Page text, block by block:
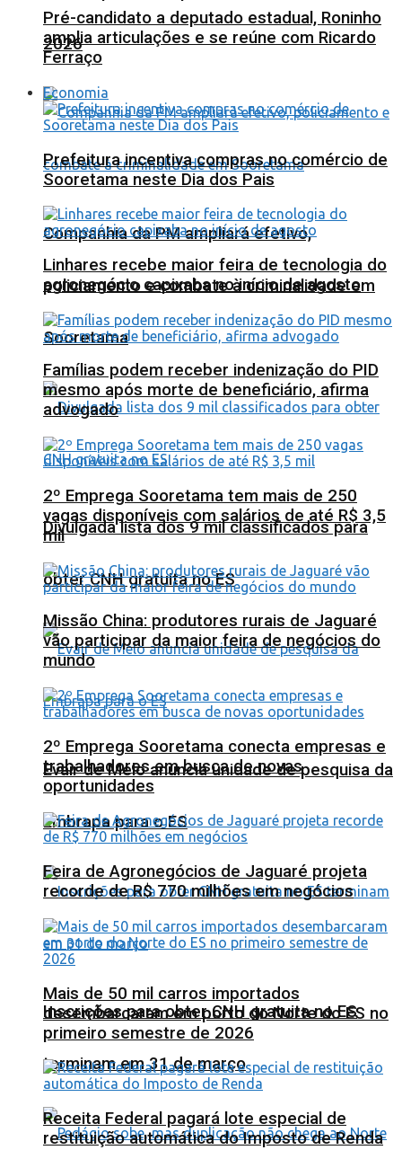
2026
Companhia da PM ampliará efetivo,
policiamento e combate à criminalidade em
Sooretama
Divulgada lista dos 9 mil classificados para
obter CNH gratuita no ES
Evair de Melo anuncia unidade de pesquisa da
Embrapa para o ES
Inscrições para obter CNH gratuita no ES
terminam em 31 de março
Pré-candidato a deputado estadual, Roninho
amplia articulações e se reúne com Ricardo
Ferraço
Economia
Prefeitura incentiva compras no comércio de
Sooretama neste Dia dos Pais
Linhares recebe maior feira de tecnologia do
agronegócio capixaba no início de agosto
Famílias podem receber indenização do PID
mesmo após morte de beneficiário, afirma
advogado
2º Emprega Sooretama tem mais de 250
vagas disponíveis com salários de até R$ 3,5
mil
Missão China: produtores rurais de Jaguaré
vão participar da maior feira de negócios do
mundo
2º Emprega Sooretama conecta empresas e
trabalhadores em busca de novas
oportunidades
Feira de Agronegócios de Jaguaré projeta
recorde de R$ 770 milhões em negócios
Mais de 50 mil carros importados
desembarcaram em porto do Norte do ES no
primeiro semestre de 2026
Receita Federal pagará lote especial de
restituição automática do Imposto de Renda